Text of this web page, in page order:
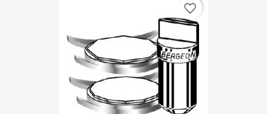
favorite_border